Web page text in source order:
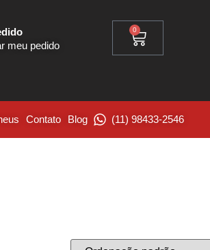
meu pedido
0
Contato Blog (11) 98433-2546